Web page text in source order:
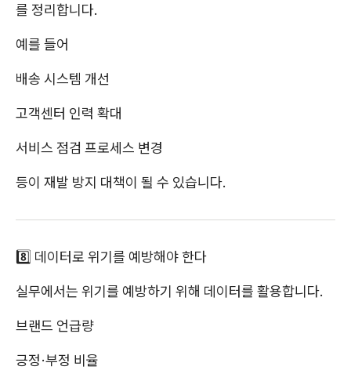
를 정리합니다.
예를 들어
배송 시스템 개선
고객센터 인력 확대
서비스 점검 프로세스 변경
등이 재발 방지 대책이 될 수 있습니다.
8️⃣ 데이터로 위기를 예방해야 한다
실무에서는 위기를 예방하기 위해 데이터를 활용합니다.
브랜드 언급량
긍정·부정 비율